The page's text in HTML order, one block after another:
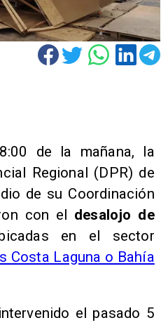
de la mañana, la
Regional (DPR) de
de su Coordinación
con el desalojo de
en el sector
Costa Laguna o Bahía
el pasado 5